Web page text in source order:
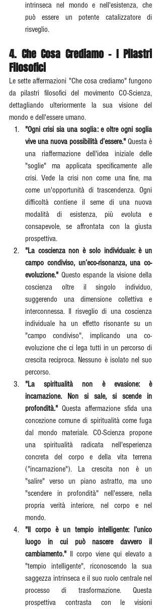
intrinseca nel mondo e nell'esistenza, che
può essere un potente catalizzatore di
risveglio.
4. Che Cosa Crediamo - I Pilastri
Filosofici
Le sette affermazioni "Che cosa crediamo" fungono
da pilastri filosofici del movimento CO-Scienza,
dettagliando ulteriormente la sua visione del
mondo e dell'essere umano.
"Ogni crisi sia una soglia: e oltre ogni soglia
vive una nuova possibilità d’essere." Questa è
una riaffermazione dell'idea iniziale delle
"soglie" ma applicata specificamente alle
crisi. Vede la crisi non come una fine, ma
come un'opportunità di trascendenza. Ogni
difficoltà contiene il seme di una nuova
modalità di esistenza, più evoluta e
consapevole, se affrontata con la giusta
prospettiva.
"La coscienza non è solo individuale: è un
campo condiviso, un’eco-risonanza, una co-
evoluzione." Questo espande la visione della
coscienza oltre il singolo individuo,
suggerendo una dimensione collettiva e
interconnessa. Il risveglio di una coscienza
individuale ha un effetto risonante su un
"campo condiviso", implicando una co-
evoluzione che ci lega tutti in un percorso di
crescita reciproca. Nessuno è isolato nel suo
percorso.
"La spiritualità non è evasione: è
incarnazione. Non si sale, si scende in
profondità." Questa affermazione sfida una
concezione comune di spiritualità come fuga
dal mondo materiale. CO-Scienza propone
una spiritualità radicata nell'esperienza
concreta del corpo e della vita terrena
("incarnazione"). La crescita non è un
"salire" verso un piano astratto, ma uno
"scendere in profondità" nell'essere, nella
propria verità interiore, nel corpo e nel
mondo.
"Il corpo è un tempio intelligente: l’unico
luogo in cui può nascere davvero il
cambiamento." Il corpo viene qui elevato a
"tempio intelligente", riconoscendo la sua
saggezza intrinseca e il suo ruolo centrale nel
processo di trasformazione. Questa
prospettiva contrasta con le visioni